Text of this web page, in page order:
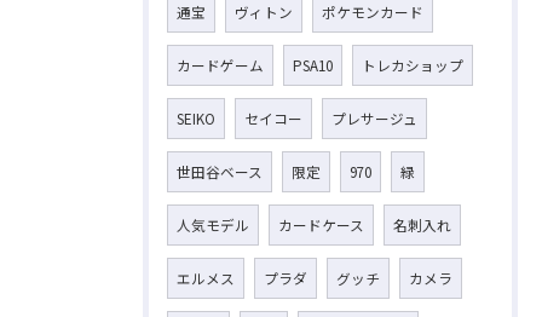
通宝 ヴィトン ポケモンカード
カードゲーム PSA10 トレカショップ
SEIKO セイコー プレサージュ
世田谷ベース 限定 970 緑
人気モデル カードケース 名刺入れ
エルメス プラダ グッチ カメラ